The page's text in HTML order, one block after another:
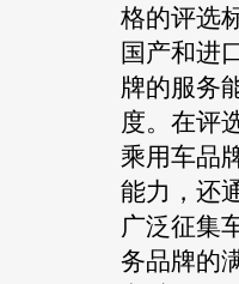
格的评选
国产和进
牌的服务
度。在评
乘用车品
能力，还
广泛征集
务品牌的